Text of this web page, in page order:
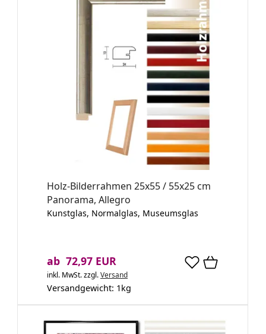
Holz-Bilderrahmen 25x55 / 55x25 cm
Panorama, Allegro
Kunstglas, Normalglas, Museumsglas
ab 72,97 EUR
inkl. MwSt.zzgl.Versand
Versandgewicht: 1kg